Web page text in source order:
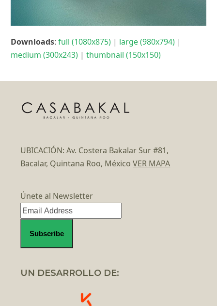
Downloads:full (1080x875) | large (980x794) |
medium (300x243) |thumbnail (150x150)
UBICACIÓN: Av. Costera Bakalar Sur #81,
Bacalar, Quintana Roo, MéxicoVER MAPA
Únete al Newsletter
UN DESARROLLO DE: